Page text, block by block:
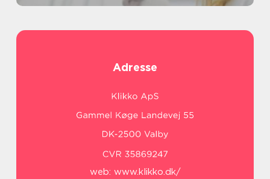
Adresse
web: www.klikko.dk/